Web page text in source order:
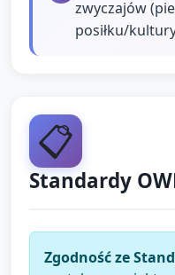
zwyczajów
posiłku/
📋
Standardy
Zgodność ze